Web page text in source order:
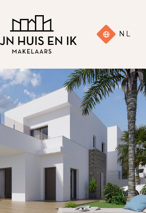
NL
28 foto's